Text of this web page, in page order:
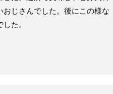
じさんでした。後にこの様な
た。